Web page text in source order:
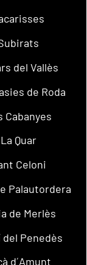
del Vallès
de Roda
Cabanyes
La Quar
Celoni
Palautordera
de Merlès
del Penedès
d´Amunt